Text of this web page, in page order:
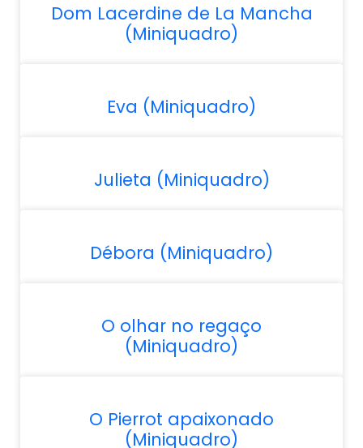
Dom Lacerdine de La Mancha
(Miniquadro)
Eva (Miniquadro)
Julieta (Miniquadro)
Débora (Miniquadro)
O olhar no regaço
(Miniquadro)
O Pierrot apaixonado
(Miniquadro)